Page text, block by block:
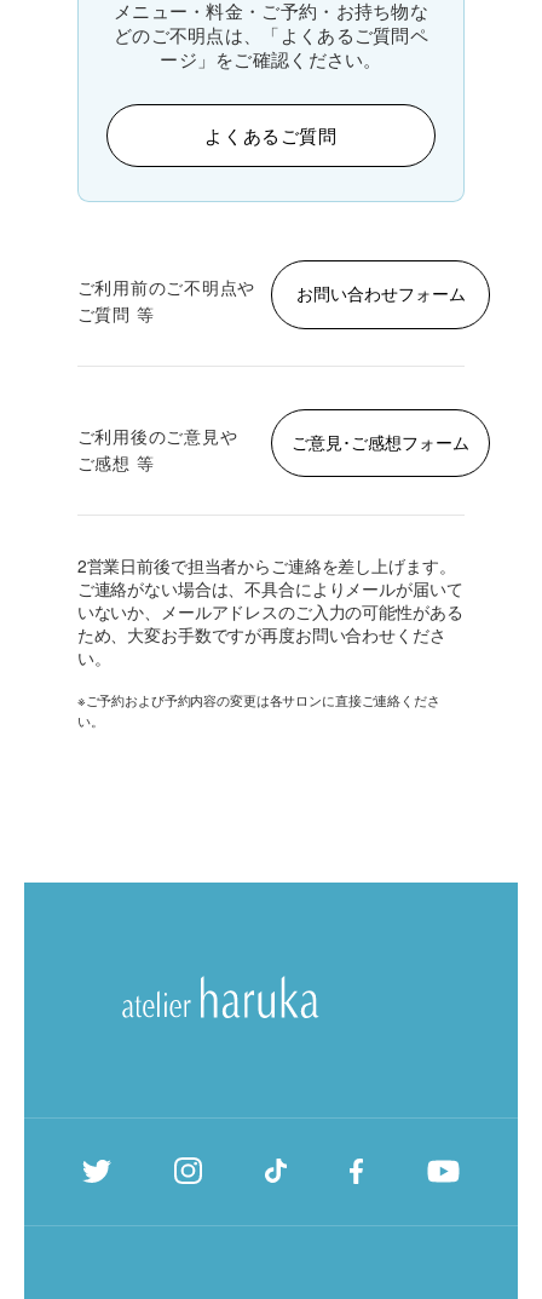
メニュー・料金・ご予約・お持ち物な
どのご不明点は、「よくあるご質問ペ
ージ」をご確認ください。
よくあるご質問
ご利用前のご不明点や
ご質問 等
お問い合わせフォーム
ご利用後のご意見や
ご感想 等
ご意見･ご感想フォーム
2営業日前後で担当者からご連絡を差し上げます。
ご連絡がない場合は、不具合によりメールが届いて
いないか、メールアドレスのご入力の可能性がある
ため、大変お手数ですが再度お問い合わせくださ
い。
※ご予約および予約内容の変更は各サロンに直接ご連絡くださ
い。